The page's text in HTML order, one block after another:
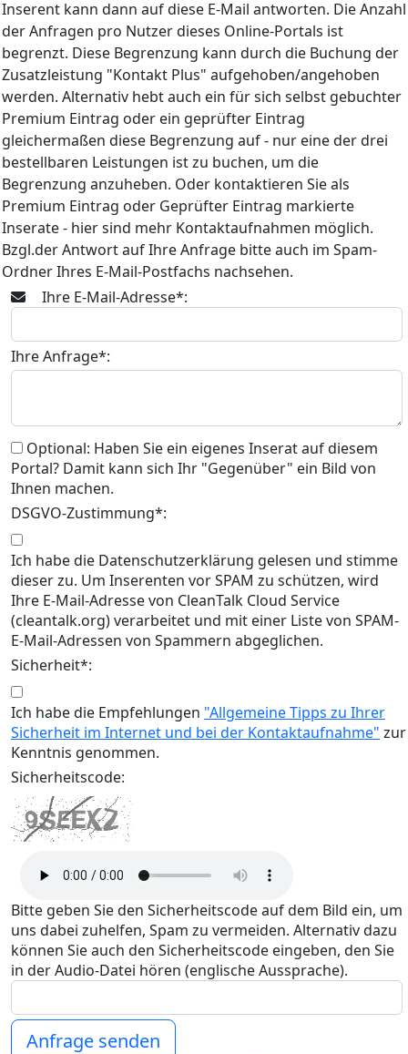
Inserent kann dann auf diese E-Mail antworten. Die Anzahl
der Anfragen pro Nutzer dieses Online-Portals ist
begrenzt. Diese Begrenzung kann durch die Buchung der
Zusatzleistung "Kontakt Plus" aufgehoben/angehoben
werden. Alternativ hebt auch ein für sich selbst gebuchter
Premium Eintrag oder ein geprüfter Eintrag
gleichermaßen diese Begrenzung auf - nur eine der drei
bestellbaren Leistungen ist zu buchen, um die
Begrenzung anzuheben. Oder kontaktieren Sie als
Premium Eintrag oder Geprüfter Eintrag markierte
Inserate - hier sind mehr Kontaktaufnahmen möglich.
Bzgl.der Antwort auf Ihre Anfrage bitte auch im Spam-
Ordner Ihres E-Mail-Postfachs nachsehen.
Ihre E-Mail-Adresse*:
Ihre Anfrage*:
Optional: Haben Sie ein eigenes Inserat auf diesem
Portal? Damit kann sich Ihr "Gegenüber" ein Bild von
Ihnen machen.
DSGVO-Zustimmung*:
Ich habe die Datenschutzerklärung gelesen und stimme
dieser zu. Um Inserenten vor SPAM zu schützen, wird
Ihre E-Mail-Adresse von CleanTalk Cloud Service
(cleantalk.org) verarbeitet und mit einer Liste von SPAM-
E-Mail-Adressen von Spammern abgeglichen.
Sicherheit*:
Ich habe die Empfehlungen "Allgemeine Tipps zu Ihrer
Sicherheit im Internet und bei der Kontaktaufnahme" zur
Kenntnis genommen.
Sicherheitscode:
Bitte geben Sie den Sicherheitscode auf dem Bild ein, um
uns dabei zuhelfen, Spam zu vermeiden. Alternativ dazu
können Sie auch den Sicherheitscode eingeben, den Sie
in der Audio-Datei hören (englische Aussprache).
Anfrage senden